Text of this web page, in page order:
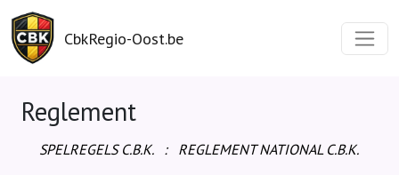
CbkRegio-Oost.be
Reglement
SPELREGELS C.B.K. : REGLEMENT NATIONAL C.B.K.